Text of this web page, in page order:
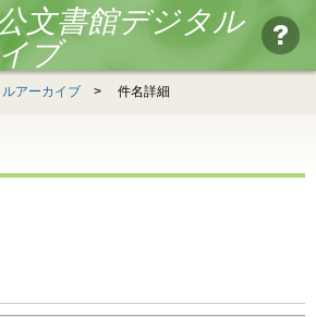
文書館デジタル
ブ
アーカイブ > 件名詳細